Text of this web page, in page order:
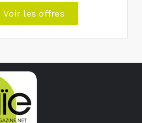
Voir les offres